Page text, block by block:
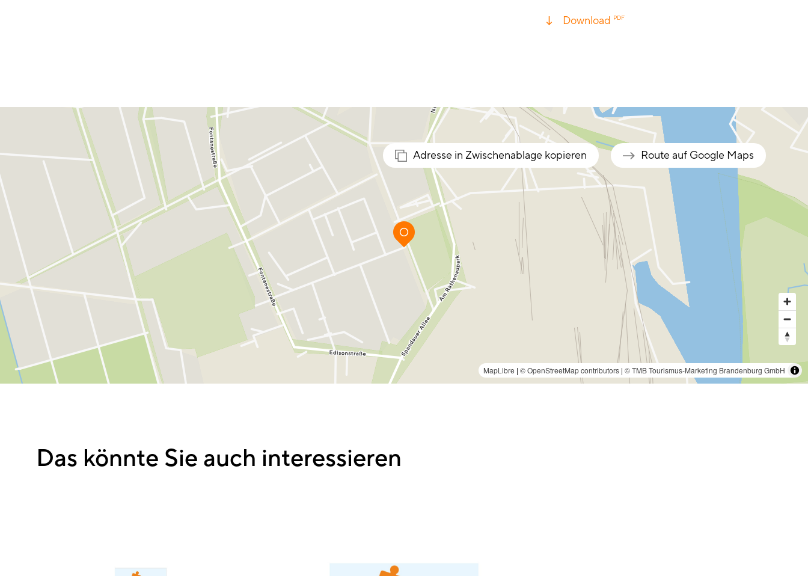
Download PDF
MapLibre | © OpenStreetMap contributors | © TMB Tourismus-Marketing Brandenburg GmbH
Adresse in Zwischenablage kopieren Route auf Google Maps
Das könnte Sie auch interessieren